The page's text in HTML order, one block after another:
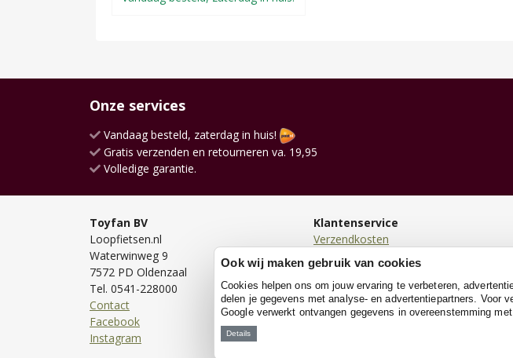
Onze services
Vandaag besteld, zaterdag in huis!
Gratis verzenden en retourneren va. 19,95
Volledige garantie.
Toyfan BV
Loopfietsen.nl
Waterwinweg 9
7572 PD Oldenzaal
Tel. 0541-228000
Contact
Facebook
Instagram
Klantenservice
Verzendkosten
Bezorgen
Bestellen
Betalen
Retourneren
Garantie
Ook wij maken gebruik van cookies
Cookies helpen ons om jouw ervaring te verbeteren,
delen je gegevens met analyse- en advertentiepartners. Voor
Google verwerkt ontvangen gegevens in overeenstemming
Details